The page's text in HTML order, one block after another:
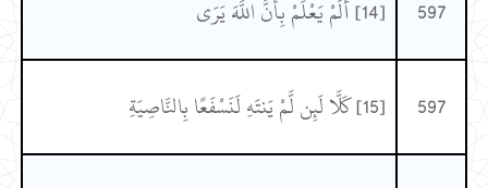
597 [14] أَلَمْ يَعْلَمْ بِأَنَّ اللَّهَ يَرَى
597 [15] كَلَّا لَئِن لَّمْ يَنتَهِ لَنَسْفَعًا بِالنَّاصِيَةِ